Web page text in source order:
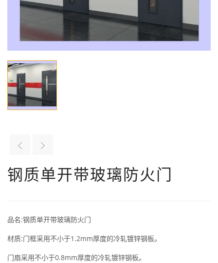
钢质单开带玻璃防火门
品名:钢质单开带玻璃防火门
材质:门框采用不小于1.2mm厚度的冷轧镀锌钢板。
门扇采用不小于0.8mm厚度的冷轧镀锌钢板。